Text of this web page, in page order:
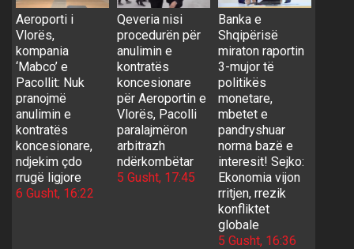
Aeroporti i
Vlorës,
kompania
‘Mabco’ e
Pacollit: Nuk
pranojmë
anulimin e
kontratës
koncesionare,
ndjekim çdo
rrugë ligjore
6 Gusht, 16:22
Qeveria nisi
procedurën për
anulimin e
kontratës
koncesionare
për Aeroportin e
Vlorës, Pacolli
paralajmëron
arbitrazh
ndërkombëtar
5 Gusht, 17:45
Banka e
Shqipërisë
miraton raportin
3-mujor të
politikës
monetare,
mbetet e
pandryshuar
norma bazë e
interesit! Sejko:
Ekonomia vijon
rritjen, rrezik
konfliktet
globale
5 Gusht, 16:36